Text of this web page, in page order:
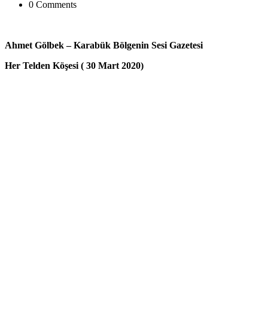
0 Comments
Ahmet Gölbek – Karabük Bölgenin Sesi Gazetesi
Her Telden Köşesi ( 30 Mart 2020)